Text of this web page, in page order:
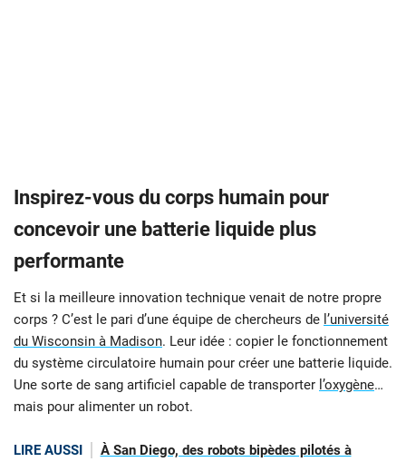
Inspirez-vous du corps humain pour
concevoir une batterie liquide plus
performante
Et si la meilleure innovation technique venait de notre propre
corps ? C’est le pari d’une équipe de chercheurs de l’université
du Wisconsin à Madison. Leur idée : copier le fonctionnement
du système circulatoire humain pour créer une batterie liquide.
Une sorte de sang artificiel capable de transporter l’oxygène…
mais pour alimenter un robot.
LIRE AUSSI
À San Diego, des robots bipèdes pilotés à